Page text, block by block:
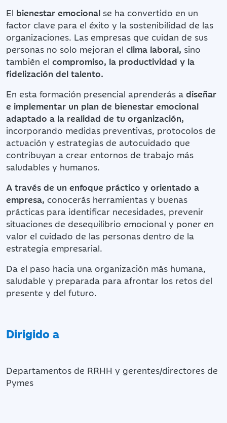
El bienestar emocional se ha convertido en un
factor clave para el éxito y la sostenibilidad de las
organizaciones. Las empresas que cuidan de sus
personas no solo mejoran el clima laboral, sino
también el compromiso, la productividad y la
fidelización del talento.
En esta formación presencial aprenderás a diseñar
e implementar un plan de bienestar emocional
adaptado a la realidad de tu organización,
incorporando medidas preventivas, protocolos de
actuación y estrategias de autocuidado que
contribuyan a crear entornos de trabajo más
saludables y humanos.
A través de un enfoque práctico y orientado a
empresa, conocerás herramientas y buenas
prácticas para identificar necesidades, prevenir
situaciones de desequilibrio emocional y poner en
valor el cuidado de las personas dentro de la
estrategia empresarial.
Da el paso hacia una organización más humana,
saludable y preparada para afrontar los retos del
presente y del futuro.
Dirigido a
Departamentos de RRHH y gerentes/directores de
Pymes